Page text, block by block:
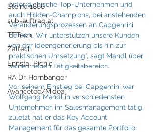
Steiner1888
sub-auftrag.at
TTTech
Zaltech
Ennstal Picnic
RA Dr. Hornbanger
Avancetec/Midea
österreichische Top-Unternehmen und
auch Hidden-Champions, bei anstehenden
Veränderungsprozessen an Capgemini
denken. Wir unterstützen unsere Kunden
von der Ideengenerierung bis hin zur
praktischen Umsetzung“, sagt Mandl über
seinen neuen Tätigkeitsbereich.
Vor seinem Einstieg bei Capgemini war
Wolfgang Mandl in verschiedensten
Unternehmen im Salesmanagement tätig,
zuletzt hat er das Key Account
Management für das gesamte Portfolio